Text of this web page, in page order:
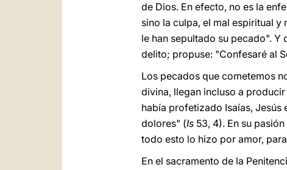
de Dios. En efecto, no es la
sino la culpa, el mal espiritual y
le han sepultado su pecado".
delito; propuse: "Confesaré al
Los pecados que cometemos
divina, llegan incluso a
había profetizado Isaías,
dolores" (Is 53, 4). En su
todo esto lo hizo por amor,
En el sacramento de la